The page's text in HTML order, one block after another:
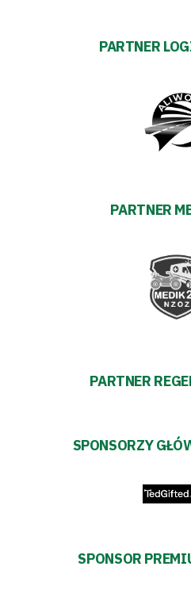
PARTNER
PARTNER
PARTNER
SPONSORZY
SPONSOR